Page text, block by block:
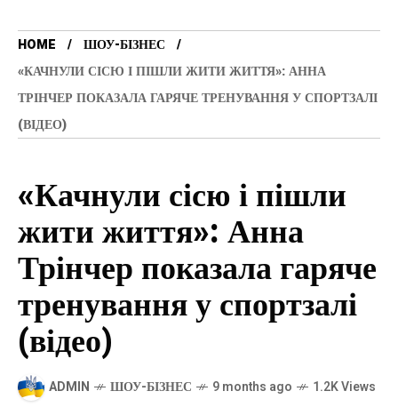
HOME
ШОУ-БІЗНЕС
«КАЧНУЛИ СІСЮ І ПІШЛИ ЖИТИ ЖИТТЯ»: АННА
ТРІНЧЕР ПОКАЗАЛА ГАРЯЧЕ ТРЕНУВАННЯ У СПОРТЗАЛІ
(ВІДЕО)
«Качнули сісю і пішли
жити життя»: Анна
Трінчер показала гаряче
тренування у спортзалі
(відео)
ADMIN ШОУ-БІЗНЕС 9 months ago 1.2K Views